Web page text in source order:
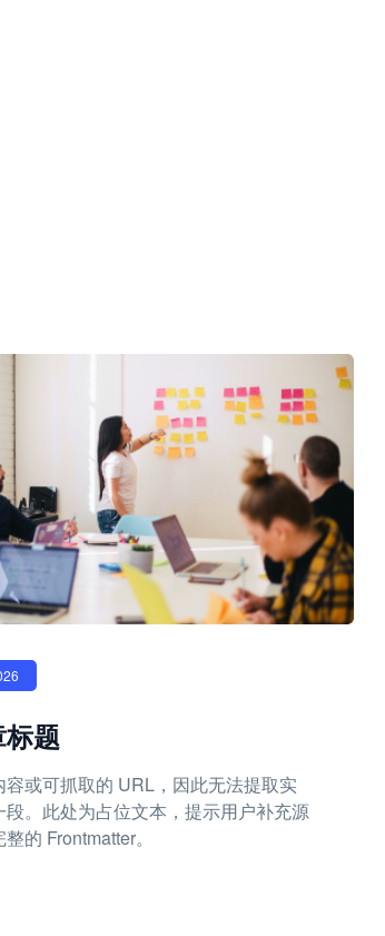
题
容或可抓取的 URL，因此无法提取实
段。此处为占位文本，提示用户补充源
的 Frontmatter。